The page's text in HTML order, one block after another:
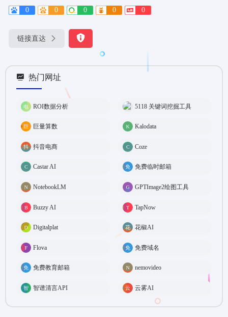
0 0 0 0 0
链接直达
热门网址
ROI数据分析 5118 关键词挖掘工具
巨量算数 Kalodata
抖音电商 Coze
Castar AI 免费临时邮箱
NotebookLM GPTImage2绘图工具
Buzzy AI TapNow
Digitalplat 花椒AI
Flova 免费域名
免费教育邮箱 nemovideo
智谱清言API 云雾AI